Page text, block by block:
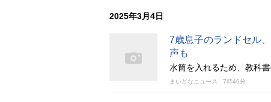
2025年3月4日
7歳息子のランドセル
声も
水筒を入れるため、教科
まいどなニュース 7時40分